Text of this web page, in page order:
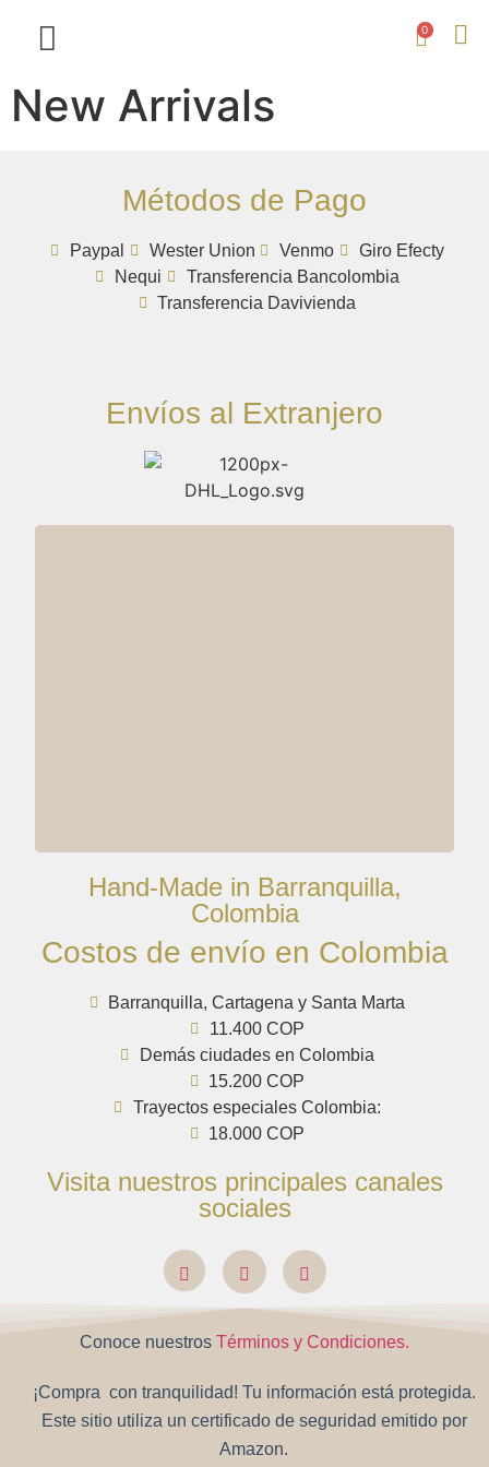
0
New Arrivals
Métodos de Pago
Paypal Wester Union Venmo
Giro Efecty
Nequi
Transferencia Bancolombia
Transferencia Davivienda
Envíos al Extranjero
Hand-Made in Barranquilla,
Colombia
Costos de envío en Colombia
Barranquilla, Cartagena y Santa Marta
11.400 COP
Demás ciudades en Colombia
15.200 COP
Trayectos especiales Colombia:
18.000 COP
Visita nuestros principales canales
sociales
Conoce nuestros Términos y Condiciones.
¡Compra con tranquilidad! Tu información está protegida.
Este sitio utiliza un certificado de seguridad emitido por
Amazon.